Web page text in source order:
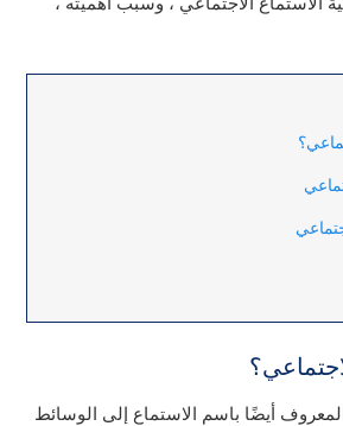
أيضًا باسم الاستماع إلى الوسائط